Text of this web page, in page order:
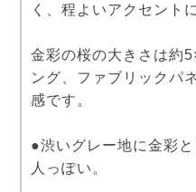
く、程よいアクセント
金彩の桜の大きさは約
ング、ファブリックパ
感です。
●渋いグレー地に金彩
人っぽい。